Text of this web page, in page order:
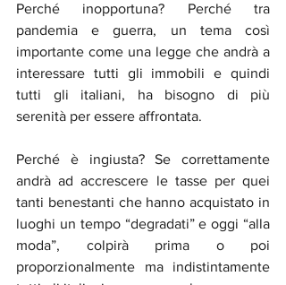
Perché inopportuna? Perché tra
pandemia e guerra, un tema così
importante come una legge che andrà a
interessare tutti gli immobili e quindi
tutti gli italiani, ha bisogno di più
serenità per essere affrontata.
Perché è ingiusta? Se correttamente
andrà ad accrescere le tasse per quei
tanti benestanti che hanno acquistato in
luoghi un tempo “degradati” e oggi “alla
moda”, colpirà prima o poi
proporzionalmente ma indistintamente